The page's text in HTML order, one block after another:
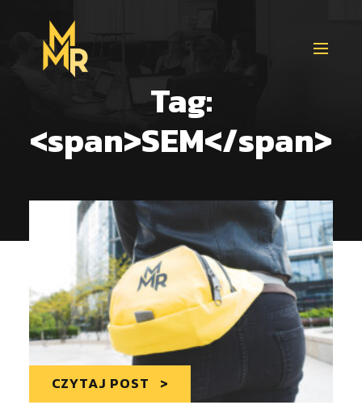
Tag:
<span>SEM</span>
CZYTAJ POST